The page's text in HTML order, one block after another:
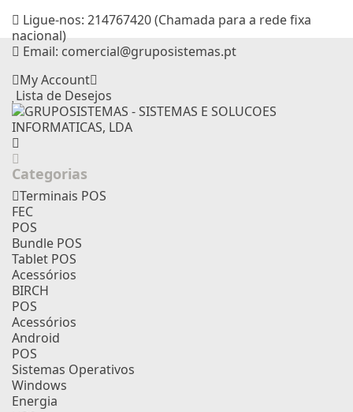
Ligue-nos: 214767420 (Chamada para a rede fixa
nacional)
Email: comercial@gruposistemas.pt
My Account
Lista de Desejos
Categorias
Terminais POS
FEC
POS
Bundle POS
Tablet POS
Acessórios
BIRCH
POS
Acessórios
Android
POS
Sistemas Operativos
Windows
Energia